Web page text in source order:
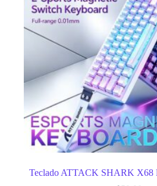
Teclado ATTACK SHARK X68